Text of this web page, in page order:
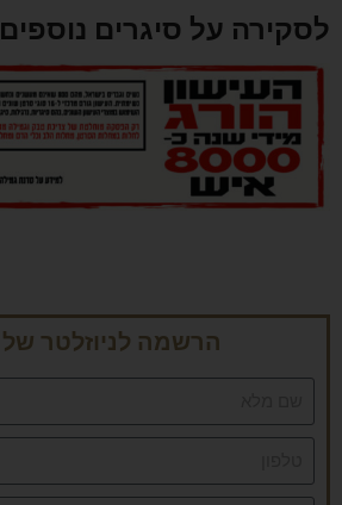
לסקירה על סיגרים
הרשמה לניוזלטר